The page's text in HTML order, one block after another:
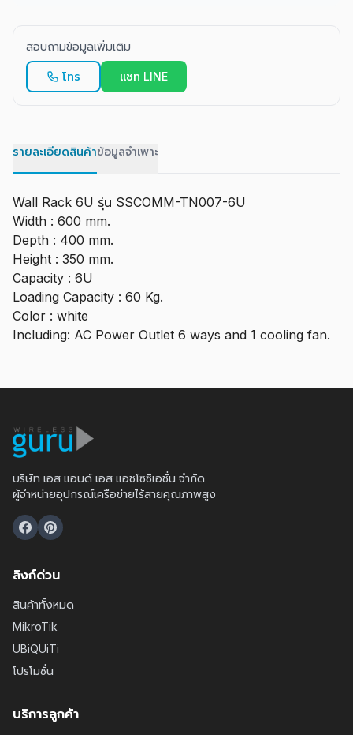
สอบถามข้อมูลเพิ่มเติม
โทร แชท LINE
รายละเอียดสินค้าข้อมูลจำเพาะ
Wall Rack 6U รุ่น SSCOMM-TN007-6U
Width : 600 mm.
Depth : 400 mm.
Height : 350 mm.
Capacity : 6U
Loading Capacity : 60 Kg.
Color : white
Including: AC Power Outlet 6 ways and 1 cooling fan.
บริษัท เอส แอนด์ เอส แอชโซซิเอชั่น จำกัด
ผู้จำหน่ายอุปกรณ์เครือข่ายไร้สายคุณภาพสูง
ลิงก์ด่วน
สินค้าทั้งหมด
MikroTik
UBiQUiTi
โปรโมชั่น
บริการลูกค้า